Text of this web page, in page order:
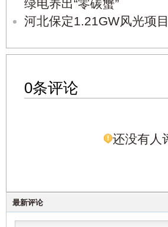
绿电养出“零碳蟹”
河北保定1.21GW风光项
0条评论
还没有人
最新评论